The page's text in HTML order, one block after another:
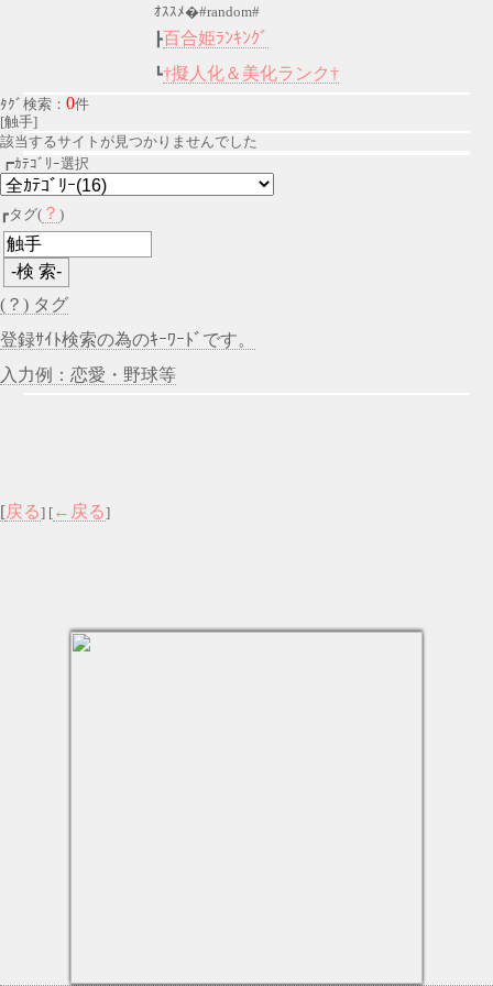
ｵｽｽﾒ�#random#
┣百合姫ﾗﾝｷﾝｸﾞ
┗†擬人化＆美化ランク†
ﾀｸﾞ検索： 0件
[触手]
該当するサイトが見つかりませんでした
┏ｶﾃｺﾞﾘｰ選択
┏タグ( ？ )
(？) タグ
登録ｻｲﾄ検索の為のｷｰﾜｰﾄﾞです。
入力例：恋愛・野球等
[戻る] [ ←戻る]